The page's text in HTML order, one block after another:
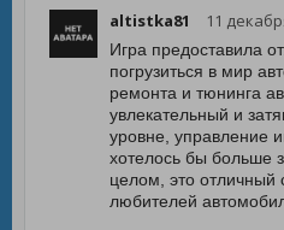
altistka81 11
Игра предоставила
погрузиться в мир
ремонта и тюнинга
увлекательный и
уровне, управление
хотелось бы больше
целом, это отличный
любителей